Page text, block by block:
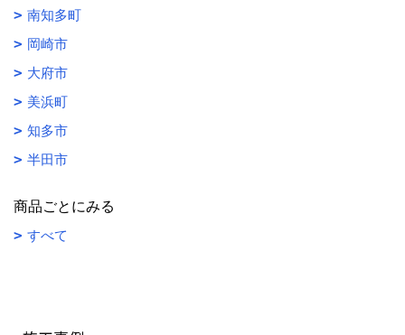
南知多町
岡崎市
大府市
美浜町
知多市
半田市
商品ごとにみる
すべて